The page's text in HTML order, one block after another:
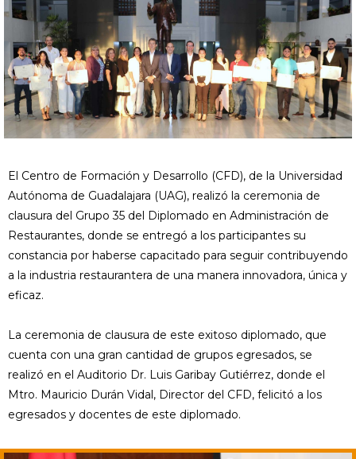
El Centro de Formación y Desarrollo (CFD), de la Universidad
Autónoma de Guadalajara (UAG), realizó la ceremonia de
clausura del Grupo 35 del Diplomado en Administración de
Restaurantes, donde se entregó a los participantes su
constancia por haberse capacitado para seguir contribuyendo
a la industria restaurantera de una manera innovadora, única y
eficaz.
La ceremonia de clausura de este exitoso diplomado, que
cuenta con una gran cantidad de grupos egresados, se
realizó en el Auditorio Dr. Luis Garibay Gutiérrez, donde el
Mtro. Mauricio Durán Vidal, Director del CFD, felicitó a los
egresados y docentes de este diplomado.